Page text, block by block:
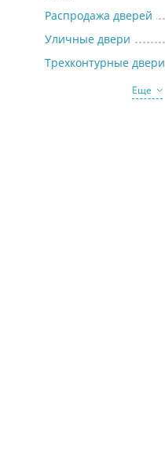
Распродажа дверей
Уличные двери
Трехконтурные двери
Еще